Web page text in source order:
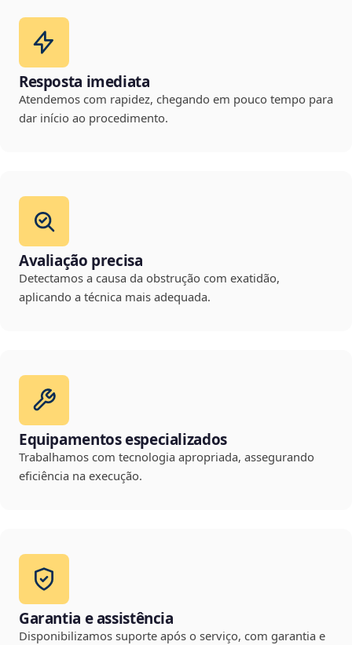
Resposta imediata
Atendemos com rapidez, chegando em pouco tempo para
dar início ao procedimento.
Avaliação precisa
Detectamos a causa da obstrução com exatidão,
aplicando a técnica mais adequada.
Equipamentos especializados
Trabalhamos com tecnologia apropriada, assegurando
eficiência na execução.
Garantia e assistência
Disponibilizamos suporte após o serviço, com garantia e